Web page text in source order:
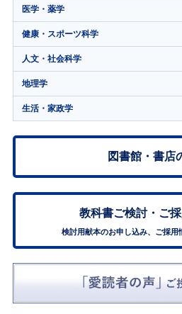
医学・薬学
健康・スポーツ科学
人文・社会科学
地理学
生活・家政学
図書館・書店
教科書ご検討・ ご
検討用献本のお申し込み、ご採用